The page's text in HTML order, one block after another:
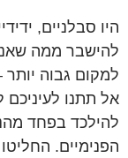
היו סבלניים,
להישבר ממה
למקום גבוה
אל תתנו
להילכד בפחד
הפנימיים.